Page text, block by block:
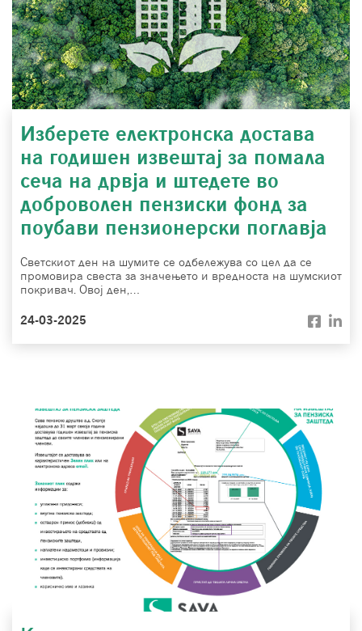
Изберете електронска достава
на годишен извештај за помала
сеча на дрвја и штедете во
доброволен пензиски фонд за
поубави пензионерски поглавја
Светскиот ден на шумите се одбележува со цел да се
промовира свеста за значењето и вредноста на шумскиот
покривач. Овој ден,…
24-03-2025